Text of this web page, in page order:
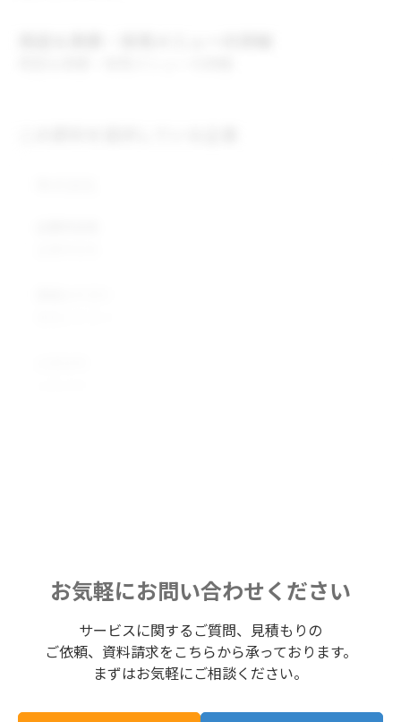
お気軽にお問い合わせください
サービスに関するご質問、見積もりの
ご依頼、資料請求をこちらから承っております。
まずはお気軽にご相談ください。